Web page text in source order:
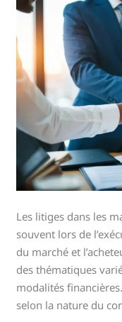
Les litiges dans les
souvent lors de
du marché et
des thématiques
modalités
selon la nature du